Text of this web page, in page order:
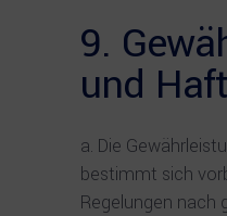
9.
und
Die
bestimmt sich
Regelungen nach